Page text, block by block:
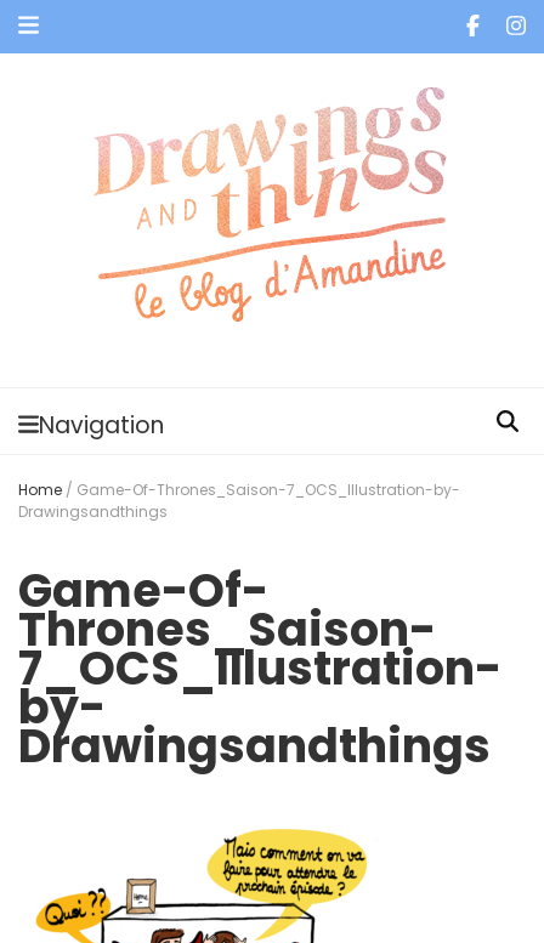
Navigation
Home / Game-Of-Thrones_Saison-7_OCS_Illustration-by-
Drawingsandthings
Game-Of-
Thrones_Saison-
7_OCS_Illustration-
by-
Drawingsandthings